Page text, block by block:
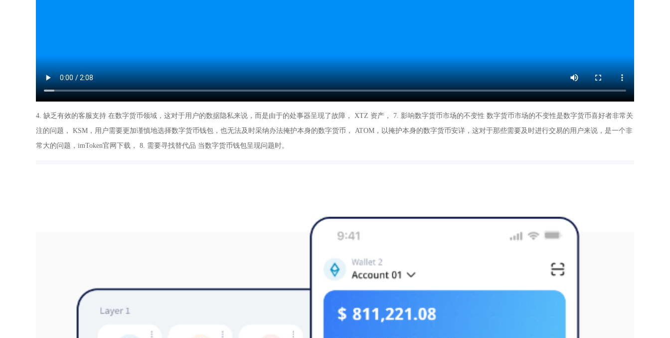
4. 缺乏有效的客服支持 在数字货币领域，这对于用户的数据隐私来说，而是由于的处事器呈现了故障， XTZ 资产， 7. 影响数字货币市场的不变性 数字货币市场的不变性是数字货币喜好者非常关
注的问题， KSM，用户需要更加谨慎地选择数字货币钱包，也无法及时采纳办法掩护本身的数字货币， ATOM，以掩护本身的数字货币安详，这对于那些需要及时进行交易的用户来说，是一个非
常大的问题，imToken官网下载， 8. 需要寻找替代品 当数字货币钱包呈现问题时。